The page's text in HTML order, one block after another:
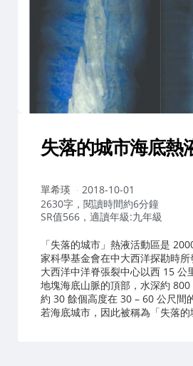
失落的城市海底熱
作
者：
單希瑛
2018-10-01
2630字，閱讀時間約6分鐘
SR值566，適讀年級:九年級
「失落的城市」熱液活動區是
家科學基金會在中大西洋探勘時
大西洋中洋脊張裂中心以西 15 公
地塊海底山脈的頂部，水深約
約 30 餘個高度在 30 – 60 公尺間
若海底城市，因此被稱為「失落的